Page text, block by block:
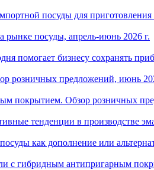
посуды для
посуды, апрель-июнь 2026 г.
помогает бизнесу сохранять
розничных предложений, июнь
покрытием. Обзор розничных
тенденции в производстве
как дополнение или
с гибридным антипригарным